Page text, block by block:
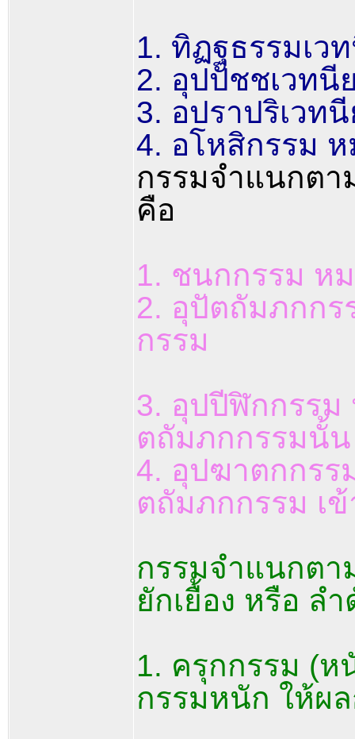
1. ทิฏฐธรรมเว
2. อุปปัชชเวทนี
3. อปราปริเวท
4. อโหสิกรรม
กรรมจำแนกตา
คือ
1. ชนกกรรม ห
2. อุปัตถัมภกก
กรรม
3. อุปปีฬิกกรร
ตถัมภกกรรมนั้น
4. อุปฆาตกกรร
ตถัมภกกรรม เ
กรรมจำแนกตา
ยักเยื้อง หรือ ล
1. ครุกกรรม (
กรรมหนัก ให้ผ